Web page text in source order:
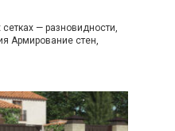
— разновидности,
Армирование стен,